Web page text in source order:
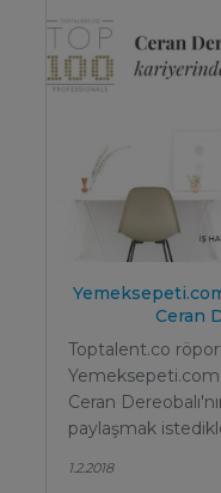
Ceran
Toptalent.co
Yemeksepeti.com
Ceran
paylaşmak
1.2.2018